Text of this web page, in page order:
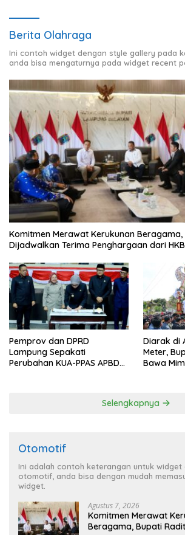
Berita Olahraga
Ini contoh widget dengan style gallery pada
anda bisa mengaturnya pada widget recent
Komitmen Merawat Kerukunan
Dijadwalkan Terima Penghargaan dari
Pemprov dan DPRD
Lampung Sepakati
Perubahan KUA-PPAS APBD
Diarak di
Meter,
Bawa
Selengkapnya
Otomotif
Ini adalah contoh keterangan untuk
otomotif, anda bisa dengan mudah
widget.
Agustus 7, 2026
Komitmen Merawat
Beragama, Bupati